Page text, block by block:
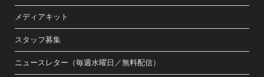
メディアキット
スタッフ募集
ニュースレター（毎週水曜日／無料配信）